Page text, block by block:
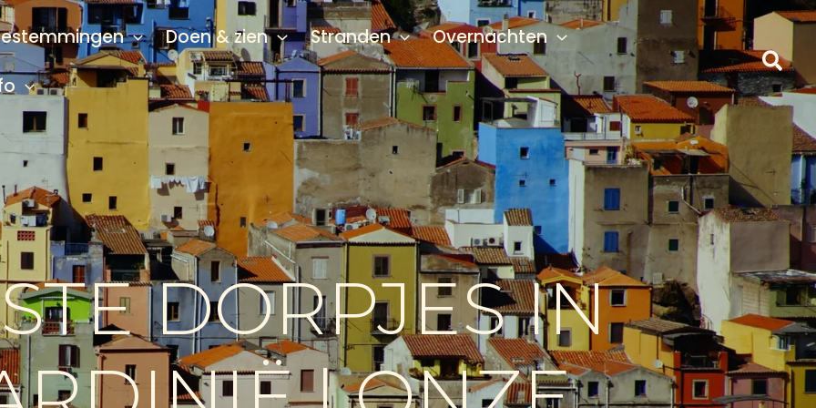
Doen & zien Stranden
Overnachten
DORPJES IN